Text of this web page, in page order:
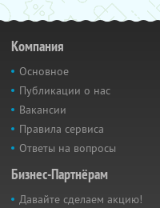
Компания
Основное
Публикации о нас
Вакансии
Правила сервиса
Ответы на вопросы
Бизнес-Партнёрам
Давайте сделаем акцию!